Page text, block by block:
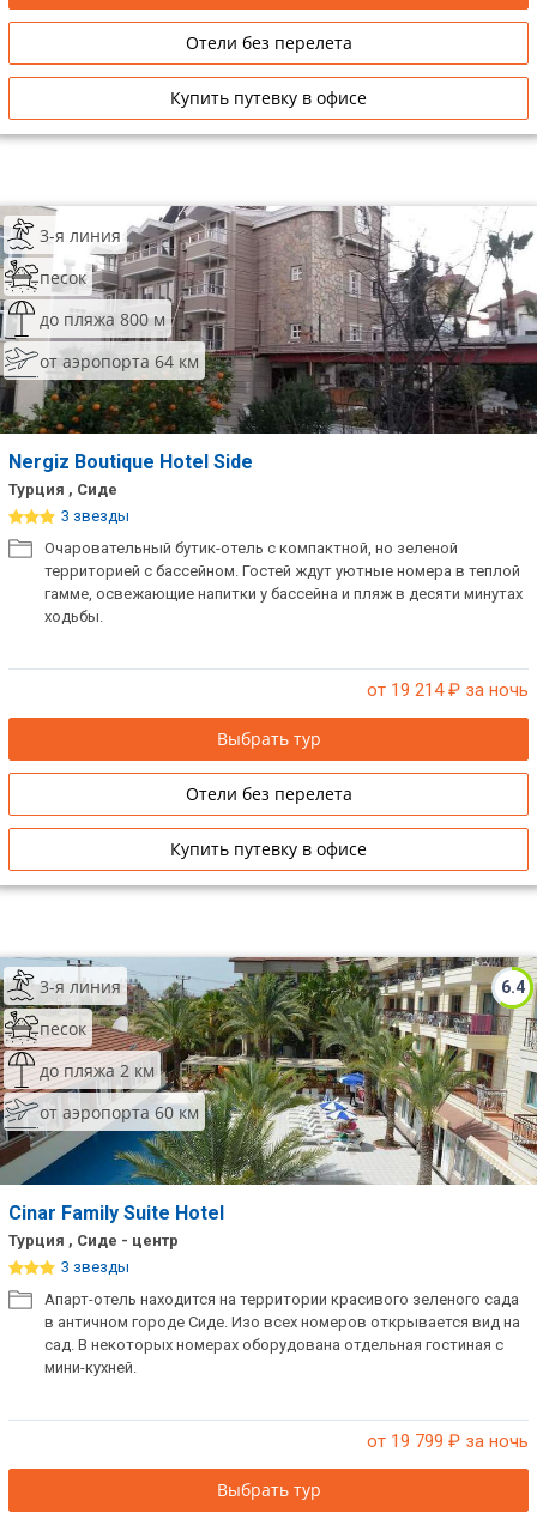
Отели без перелета
Купить путевку в офисе
3-я линия
песок
до пляжа 800 м
от аэропорта 64 км
Nergiz Boutique Hotel Side
Турция , Сиде
3 звезды
Очаровательный бутик-отель с компактной, но зеленой
территорией с бассейном. Гостей ждут уютные номера в теплой
гамме, освежающие напитки у бассейна и пляж в десяти минутах
ходьбы.
от 19 214₽ за ночь
Выбрать тур
Отели без перелета
Купить путевку в офисе
6.4
3-я линия
песок
до пляжа 2 км
от аэропорта 60 км
Cinar Family Suite Hotel
Турция , Сиде - центр
3 звезды
Апарт-отель находится на территории красивого зеленого сада
в античном городе Сиде. Изо всех номеров открывается вид на
сад. В некоторых номерах оборудована отдельная гостиная с
мини-кухней.
от 19 799 ₽ за ночь
Выбрать тур